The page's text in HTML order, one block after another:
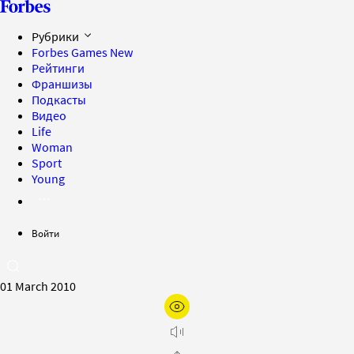
Рубрики
Forbes Games New
Рейтинги
Франшизы
Подкасты
Видео
Life
Woman
Sport
Young
Войти
01 March 2010